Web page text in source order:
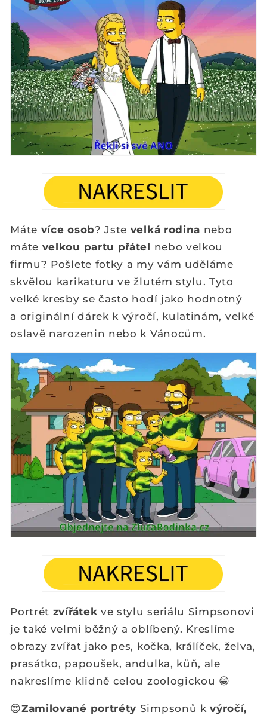
Máte více osob? Jste velká rodina nebo
máte velkou partu přátel nebo velkou
firmu? Pošlete fotky a my vám uděláme
skvělou karikaturu ve žlutém stylu. Tyto
velké kresby se často hodí jako hodnotný
a originální dárek k výročí, kulatinám, velké
oslavě narozenin nebo k Vánocům.
Portrét zvířátek ve stylu seriálu Simpsonovi
je také velmi běžný a oblíbený. Kreslíme
obrazy zvířat jako pes, kočka, králíček, želva,
prasátko, papoušek, andulka, kůň, ale
nakreslíme klidně celou zoologickou 😁
😍Zamilované portréty Simpsonů kvýročí,